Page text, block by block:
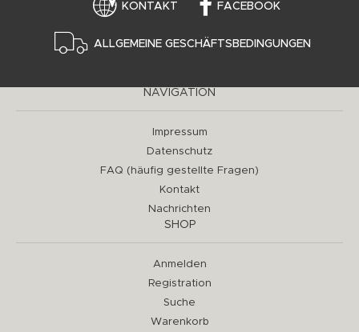
KONTAKT FACEBOOK
ALLGEMEINE GESCHÄFTSBEDINGUNGEN
NAVIGATION
Impressum
Datenschutz
FAQ (häufig gestellte Fragen)
Kontakt
Nachrichten
SHOP
Anmelden
Registration
Suche
Warenkorb